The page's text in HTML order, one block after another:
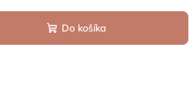
Do košíka